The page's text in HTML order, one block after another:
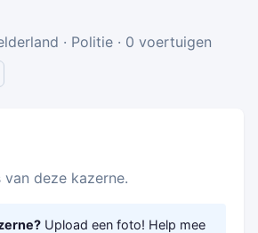
· Politie · 0 voertuigen
deze kazerne.
Upload een foto! Help mee